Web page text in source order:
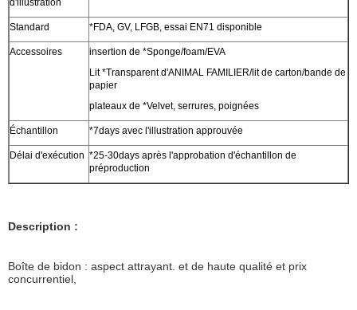
d'illustration
Standard *FDA, GV, LFGB, essai EN71 disponible
Accessoires
insertion de *Sponge/foam/EVA
Lit *Transparent d'ANIMAL FAMILIER/lit de carton/bande de
papier
plateaux de *Velvet, serrures, poignées
Échantillon *7days avec l'illustration approuvée
Délai d'exécution *25-30days après l'approbation d'échantillon de
préproduction
Description :
Boîte de bidon : aspect attrayant. et de haute qualité et prix
concurrentiel,